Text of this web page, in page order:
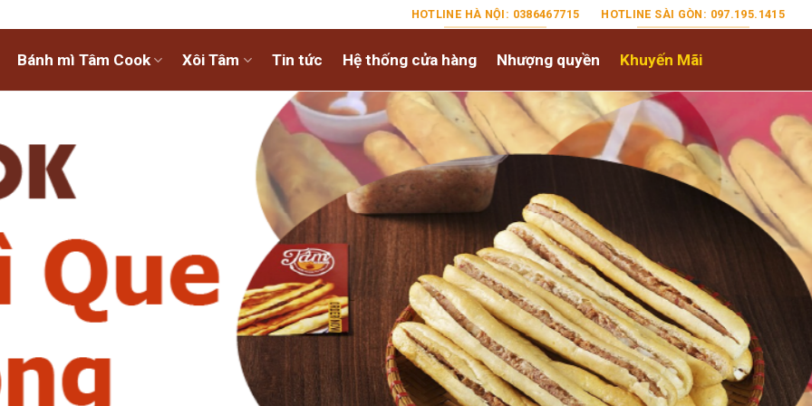
HOTLINE HÀ NỘI: 0386467715 HOTLINE SÀI GÒN: 097.195.1415
Bánh mì Tâm Cook Xôi Tâm Tin tức Hệ thống cửa hàng Nhượng quyền Khuyến Mãi